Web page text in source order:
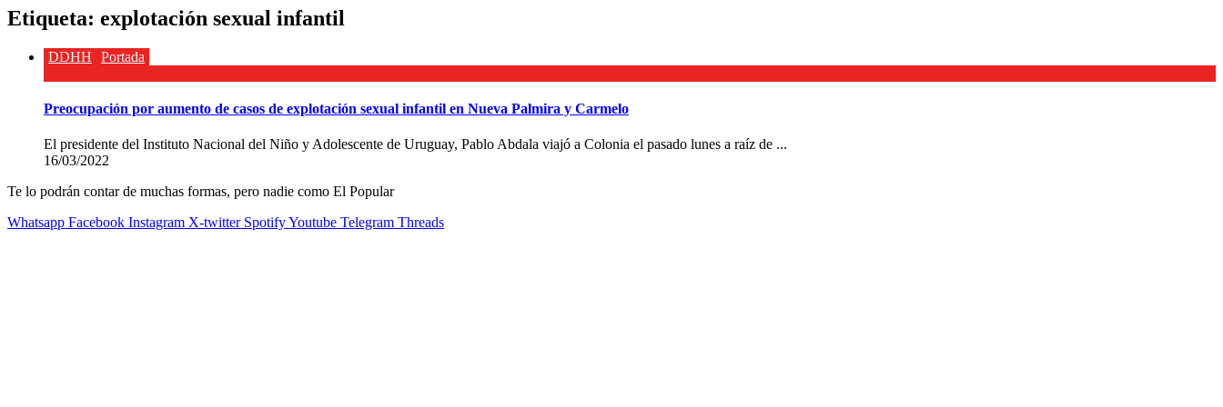
Etiqueta: explotación sexual infantil
DDHH Portada
Preocupación por aumento de casos de explotación sexual infantil en Nueva Palmira y Carmelo
El presidente del Instituto Nacional del Niño y Adolescente de Uruguay, Pablo Abdala viajó a Colonia el pasado lunes a raíz de ...
16/03/2022
Te lo podrán contar de muchas formas, pero nadie como El Popular
Whatsapp Facebook Instagram X-twitter SpotifyYoutube Telegram Threads